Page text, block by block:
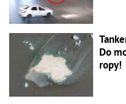
Do
ropy!